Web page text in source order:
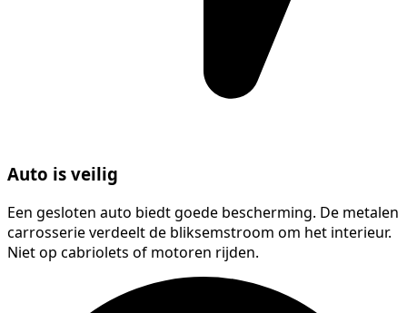
Auto is veilig
Een gesloten auto biedt goede bescherming. De metalen
carrosserie verdeelt de bliksemstroom om het interieur.
Niet op cabriolets of motoren rijden.